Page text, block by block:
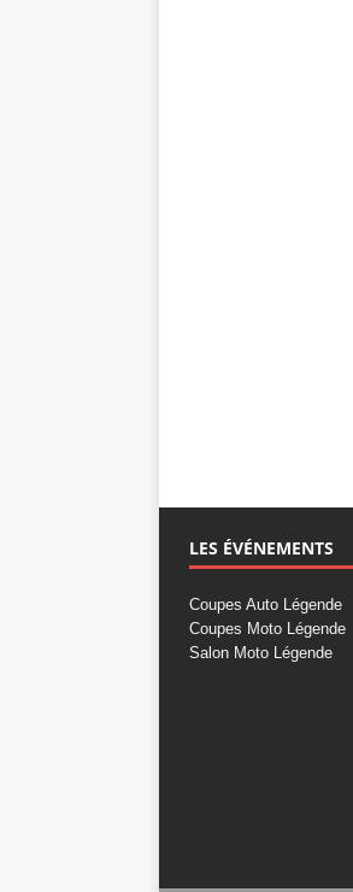
LES ÉVÉNEMENTS
Coupes Auto Légende
Coupes Moto Légende
Salon Moto Légende